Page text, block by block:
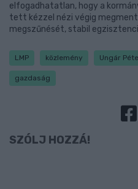
elfogadhatatlan, hogy a
tett kézzel nézi végig
megszűnését, stabil
LMP közlemény Ungár
gazdaság
SZÓLJ HOZZÁ!